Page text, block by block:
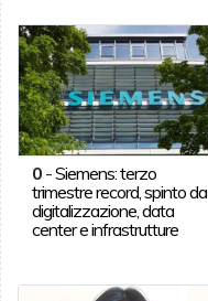
0-Siemens: terzo
trimestre record, spinto da
digitalizzazione, data
center e infrastrutture